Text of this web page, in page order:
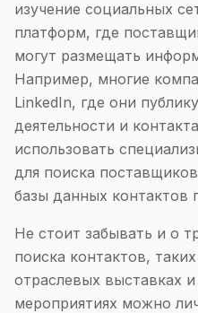
изучение социальных
платформ, где
могут размещать
Например, многие
LinkedIn, где они
деятельности и
использовать
для поиска
базы данных контактов
Не стоит забывать и о
поиска контактов,
отраслевых выставках
мероприятиях можно